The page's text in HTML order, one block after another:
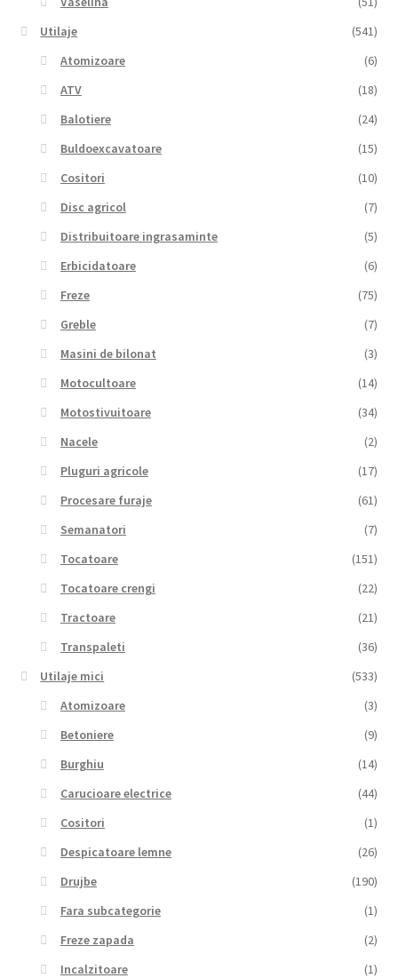
Utilaje
(541)
Atomizoare
(6)
ATV
(18)
Balotiere
(24)
Buldoexcavatoare
(15)
Cositori
(10)
Disc agricol
(7)
Distribuitoare ingrasaminte
(5)
Erbicidatoare
(6)
Freze
(75)
Greble
(7)
Masini de bilonat
(3)
Motocultoare
(14)
Motostivuitoare
(34)
Nacele
(2)
Pluguri agricole
(17)
Procesare furaje
(61)
Semanatori
(7)
Tocatoare
(151)
Tocatoare crengi
(22)
Tractoare
(21)
Transpaleti
(36)
Utilaje mici
(533)
Atomizoare
(3)
Betoniere
(9)
Burghiu
(14)
Carucioare electrice
(44)
Cositori
(1)
Despicatoare lemne
(26)
Drujbe
(190)
Fara subcategorie
(1)
Freze zapada
(2)
Incalzitoare
(1)